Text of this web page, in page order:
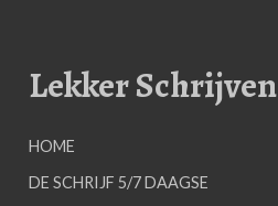
Lekker Schrijven
HOME
DE SCHRIJF 5/7 DAAGSE